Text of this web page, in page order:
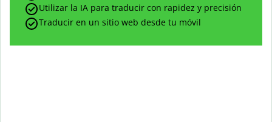
Utilizar la IA para traducir con rapidez y precisión
Traducir en un sitio web desde tu móvil